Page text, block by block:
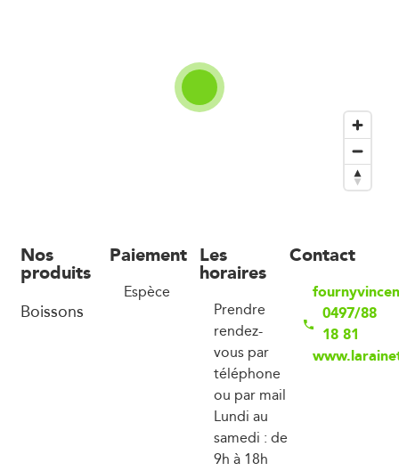
Nos
produits
Boissons
Paiement
Espèce
Les
horaires
Prendre
rendez-
vous par
téléphone
ou par mail
Lundi au
samedi : de
9h à 18h
Contact
0497/88
18 81